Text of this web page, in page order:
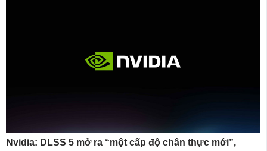
Nvidia: DLSS 5 mở ra “một cấp độ chân thực mới”,